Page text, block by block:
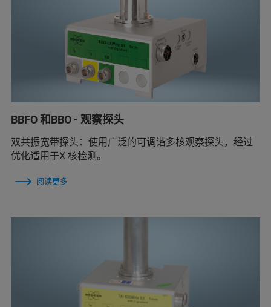
BBFO 和BBO - 观察探头
双共振宽带探头：使用广泛的可调谐多核观察探头，经过
优化适用于X 核检测。
阅读更多